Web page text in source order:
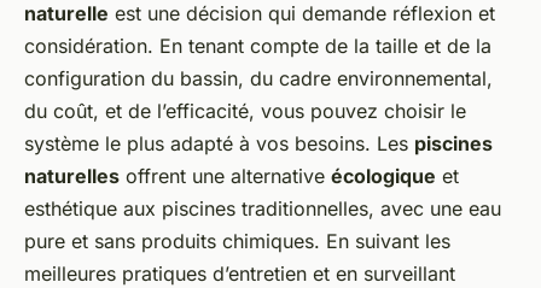
naturelle est une décision qui demande réflexion et
considération. En tenant compte de la taille et de la
configuration du bassin, du cadre environnemental,
du coût, et de l’efficacité, vous pouvez choisir le
système le plus adapté à vos besoins. Les piscines
naturelles offrent une alternative écologique et
esthétique aux piscines traditionnelles, avec une eau
pure et sans produits chimiques. En suivant les
meilleures pratiques d’entretien et en surveillant